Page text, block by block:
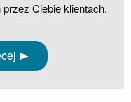
Ciebie klientach.